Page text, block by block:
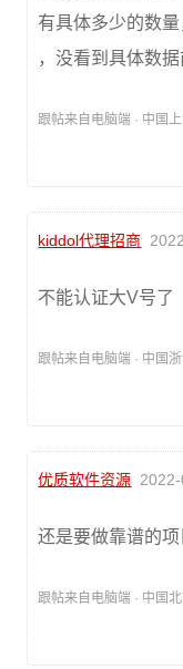
有具体多少的数
，没看到具体数
跟帖来自电脑端 · 中国
kiddol代理招商
不能认证大V号了
跟帖来自电脑端 · 中国
优质软件资源
还是要做靠谱的项
跟帖来自电脑端 · 中国